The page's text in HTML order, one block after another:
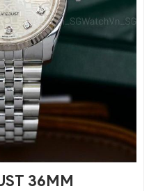
36MM